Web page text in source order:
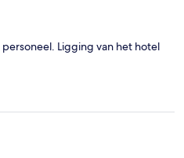
Ligging van het hotel